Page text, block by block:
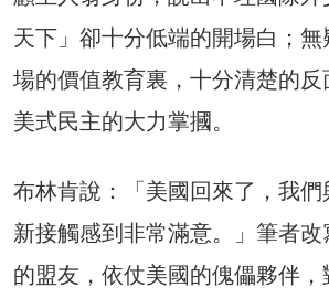
天下」卻十分低端的開場白；
場的價值教育裏，十分清楚的
美式民主的大力掌摑。
布林肯說：「美國回來了，我
新接觸感到非常滿意。」筆者
的盟友，依仗美國的傀儡夥伴